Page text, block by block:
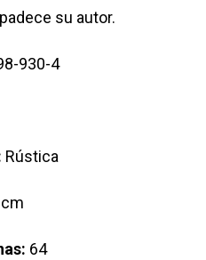
su autor.
930-4
Rústica
64